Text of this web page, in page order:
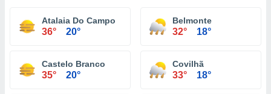
Atalaia Do Campo
36° 20°
Belmonte
32° 18°
Castelo Branco
35° 20°
Covilhã
33° 18°